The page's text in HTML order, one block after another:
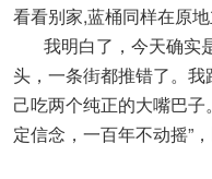
看看别家,蓝桶同样在原地
我明白了，今天确实
头，一条街都推错了。
己吃两个纯正的大嘴巴
定信念，一百年不动摇”